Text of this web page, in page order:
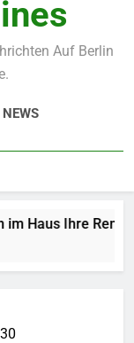
Auf Berlin
Haus Ihre